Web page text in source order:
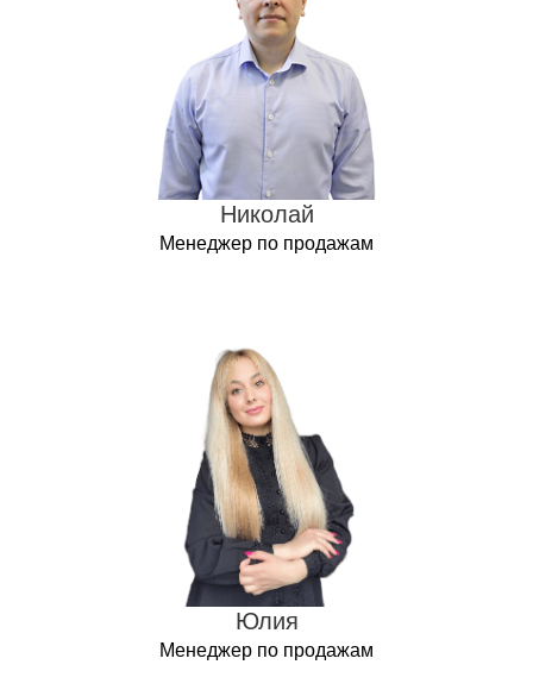
Николай
Менеджер по продажам
Юлия
Менеджер по продажам